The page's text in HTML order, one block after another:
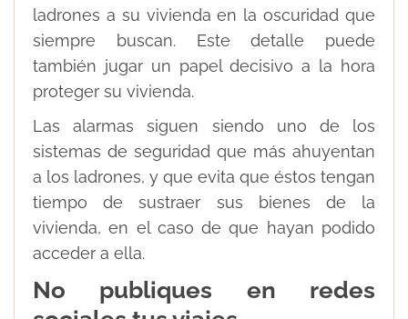
ladrones a su vivienda en la oscuridad que
siempre buscan. Este detalle puede
también jugar un papel decisivo a la hora
proteger su vivienda.
Las alarmas siguen siendo uno de los
sistemas de seguridad que más ahuyentan
a los ladrones, y que evita que éstos tengan
tiempo de sustraer sus bienes de la
vivienda, en el caso de que hayan podido
acceder a ella.
No publiques en redes